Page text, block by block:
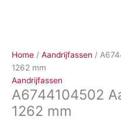
Home / Aandrijfassen /
1262 mm
Aandrijfassen
A6744104502
1262 mm